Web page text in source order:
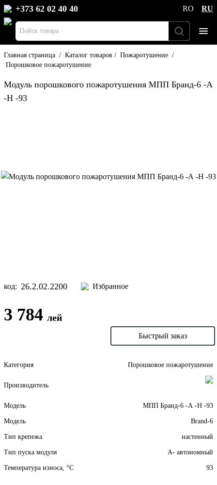
+373 62 02 40 40 RO RU
Главная страница / Каталог товаров / Пожаротушение /
Порошковое пожаротушение
Модуль порошкового пожаротушения МПП Бранд-6 -А
-Н -93
код: 26.2.02.2200 Избранное
3 784 лей
Быстрый заказ
Категория Порошковое пожаротушение
Производитель
Модель МПП Бранд-6 -А -Н -93
Модель Brand-6
Тип крепежа настенный
Тип пуска модуля А- автономный
Температура износа, °С 93